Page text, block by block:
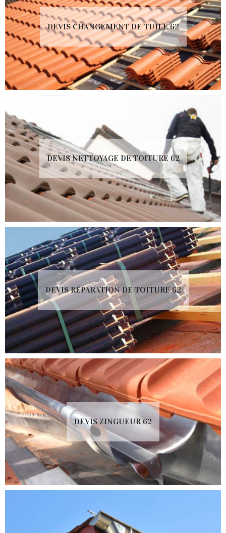
DEVIS CHANGEMENT DE TUILE 62
DEVIS NETTOYAGE DE TOITURE 62
DEVIS RÉPARATION DE TOITURE 62
DEVIS ZINGUEUR 62